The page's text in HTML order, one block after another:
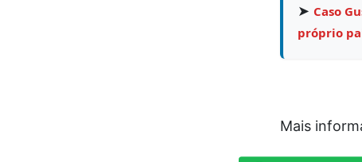
➤ Caso
próprio
Mais